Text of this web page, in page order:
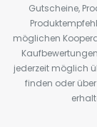
Gutscheine,
möglichen
jederzeit möglich
finden oder